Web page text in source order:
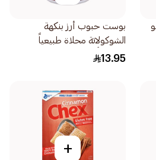
بوست حبوب أرز بنكهة
الشوكولاتة محلاة طبيعياً
وصناعياً مع كاكاو حقيقي
13.95
+